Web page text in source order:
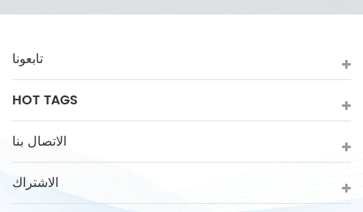
تابعونا
HOT TAGS
الاتصال بنا
الاشتراك